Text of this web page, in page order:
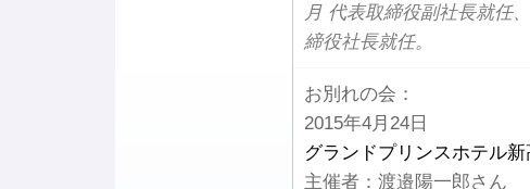
月 代表取締役副社長就任
締役社長就任。
お別れの会：
2015年4月24日
グランドプリンスホテル新
主催者：渡邉陽一郎さん